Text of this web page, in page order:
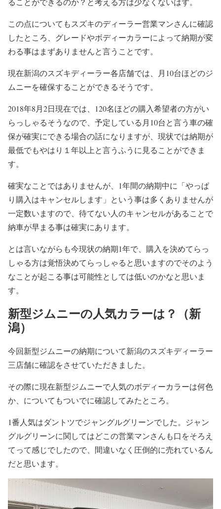
この点についてもスズキのディーラー営業マンさんに確認
したところ、グレードやボディーカラーによって納期が変
わる事はまずありませんと言うことです。
現在新潟のスズキディーラー各店舗では、月10台ほどのジ
ムニーを確保することができるそうです。
2018年8月2日現在では、120名ほどの購入希望者の方がい
らっしゃるそうなので、予定している月10台と言う車の確
保が確実にできる場合の話になりますが、現状では納期が
最低でもやはり１年以上と言うふうに見ることができま
す。
確実なことではありませんが、1年間の納期中に「やっぱ
り購入はキャンセルします」という事は多くありませんが
一定数いますので、待てない人のキャンセルがあることで
納車が早まる事は確実にあります。
とは言いながらも今現状の納期1年で、購入を決めてらっ
しゃる方は覚悟決めてらっしゃると思いますのでそのよう
なことが起こる事は可能性としては低いのかなと思いま
す。
新型ジムニーの人気カラーは？（新
潟）
今回新型ジムニーの納期について新潟のスズキディーラー
三店舗に確認をさせていただきました。
その際に現在新型ジムニーで人気のボディーカラーは何色
か、についてもついでに確認してみたところ。
1番人気はダントツでジャングルグリーンでした。ジャン
グルグリーンに関してはどこの営業マンさんも口をそろえ
てって感じでしたので、間違いなく圧倒的に売れているん
だと思います。